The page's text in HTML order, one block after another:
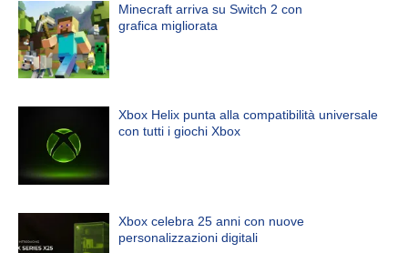
Minecraft arriva su Switch 2 con
grafica migliorata
Xbox Helix punta alla compatibilità universale
con tutti i giochi Xbox
Xbox celebra 25 anni con nuove
personalizzazioni digitali